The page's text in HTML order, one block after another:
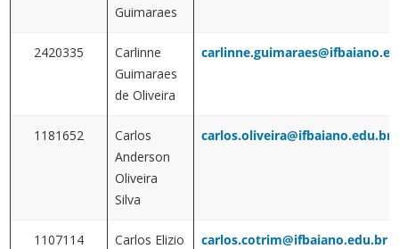
Guimaraes
2420335
Carlinne
Guimaraes
de Oliveira
1181652
Carlos
Anderson
Oliveira
Silva
carlos.oliveira@ifbaiano.edu.br
1107114
Carlos Elizio
carlos.cotrim@ifbaiano.edu.br